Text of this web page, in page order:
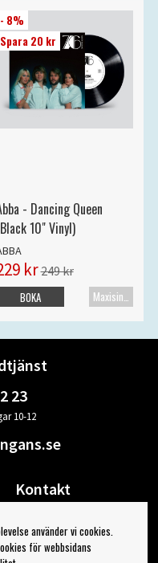
- 8%
Spara 20 kr
- Dancing Queen
10" Vinyl)
kr249 kr
Maxisingel
BOKA
23
10-12
Kontakt
Din sida
Logga ut
använder vi cookies.
för webbsidans